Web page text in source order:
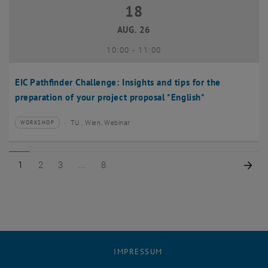
EIC Pathfinder Challenge: Insights and tips for the
preparation of your project proposal *English*
18 August 2026
18
AUG. 26
10:00- bis
11:00
Veranstaltungstyp:
WORKSHOP
Veranstaltungsort:TU , Wien, Webinar
Seite 1 von 8
1 Seite 2 von 8
2 Seite 3 von 8
3 Seite 8 von 8
8
IMPRESSUM